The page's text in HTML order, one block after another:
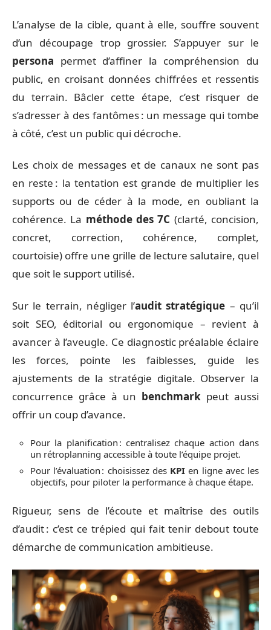
L’analyse de la cible, quant à elle, souffre souvent
d’un découpage trop grossier. S’appuyer sur le
persona permet d’affiner la compréhension du
public, en croisant données chiffrées et ressentis
du terrain. Bâcler cette étape, c’est risquer de
s’adresser à des fantômes : un message qui tombe
à côté, c’est un public qui décroche.
Les choix de messages et de canaux ne sont pas
en reste : la tentation est grande de multiplier les
supports ou de céder à la mode, en oubliant la
cohérence. La méthode des 7C (clarté, concision,
concret, correction, cohérence, complet,
courtoisie) offre une grille de lecture salutaire, quel
que soit le support utilisé.
Sur le terrain, négliger l’audit stratégique – qu’il
soit SEO, éditorial ou ergonomique – revient à
avancer à l’aveugle. Ce diagnostic préalable éclaire
les forces, pointe les faiblesses, guide les
ajustements de la stratégie digitale. Observer la
concurrence grâce à un benchmark peut aussi
offrir un coup d’avance.
Pour la planification : centralisez chaque action dans
un rétroplanning accessible à toute l’équipe projet.
Pour l’évaluation : choisissez des KPI en ligne avec les
objectifs, pour piloter la performance à chaque étape.
Rigueur, sens de l’écoute et maîtrise des outils
d’audit : c’est ce trépied qui fait tenir debout toute
démarche de communication ambitieuse.